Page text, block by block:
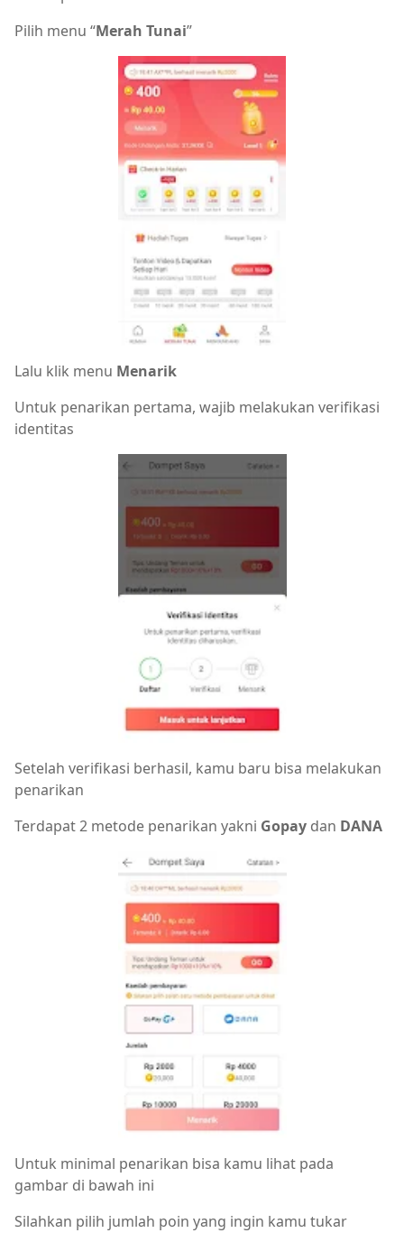
Pilih menu “Merah Tunai”
Lalu klik menu Menarik
Untuk penarikan pertama, wajib melakukan verifikasi
identitas
Setelah verifikasi berhasil, kamu baru bisa melakukan
penarikan
Terdapat 2 metode penarikan yakni Gopay dan DANA
Untuk minimal penarikan bisa kamu lihat pada
gambar di bawah ini
Silahkan pilih jumlah poin yang ingin kamu tukar